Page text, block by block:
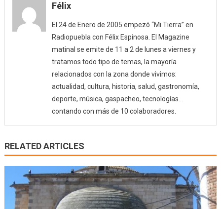
Félix
El 24 de Enero de 2005 empezó “Mi Tierra” en
Radiopuebla con Félix Espinosa. El Magazine
matinal se emite de 11 a 2 de lunes a viernes y
tratamos todo tipo de temas, la mayoría
relacionados con la zona donde vivimos:
actualidad, cultura, historia, salud, gastronomía,
deporte, música, gaspacheo, tecnologías…
contando con más de 10 colaboradores.
RELATED ARTICLES